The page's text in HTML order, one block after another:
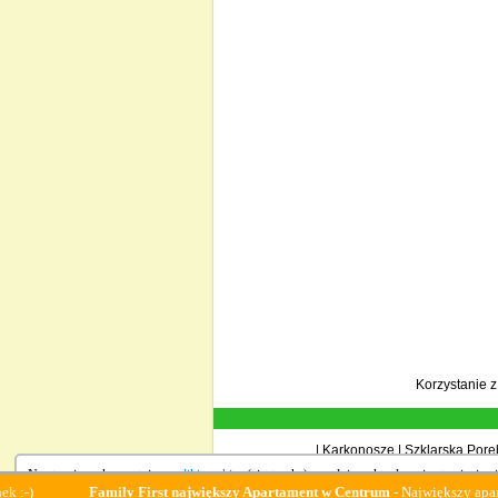
Korzystanie
|Karkonosze|Szklarska
Na stronie wykorzystujemypliki cookies(ciasteczka), zgodnie z aktualnymi
Family First największy Apartament w Centrum- Największy